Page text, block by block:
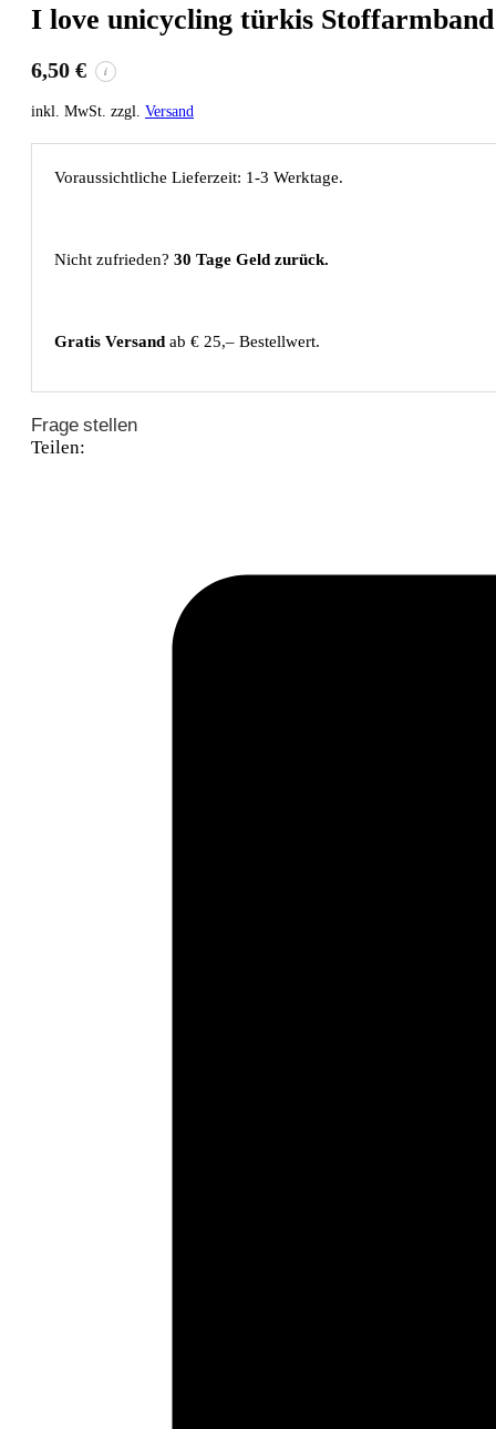
I love unicycling türkis Stoffarmband
6,50 € i
inkl. MwSt. zzgl. Versand
Voraussichtliche Lieferzeit: 1-3 Werktage.
Nicht zufrieden? 30 Tage Geld zurück.
Gratis Versand ab € 25,– Bestellwert.
Frage stellen
Teilen: